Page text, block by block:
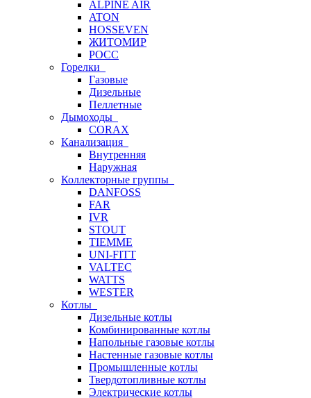
ALPINE AIR
ATON
HOSSEVEN
ЖИТОМИР
РОСС
Горелки
Газовые
Дизельные
Пеллетные
Дымоходы
CORAX
Канализация
Внутренняя
Наружная
Коллекторные группы
DANFOSS
FAR
IVR
STOUT
TIEMME
UNI-FITT
VALTEC
WATTS
WESTER
Котлы
Дизельные котлы
Комбинированные котлы
Напольные газовые котлы
Настенные газовые котлы
Промышленные котлы
Твердотопливные котлы
Электрические котлы